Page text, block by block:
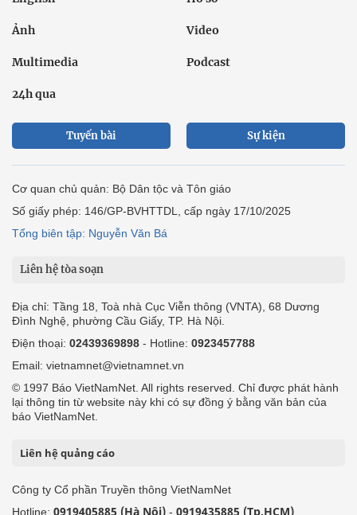
Ảnh Video
Multimedia Podcast
24h qua
Tuyến bài Sự kiện
Cơ quan chủ quản: Bộ Dân tộc và Tôn giáo
Số giấy phép: 146/GP-BVHTTDL, cấp ngày 17/10/2025
Tổng biên tập: Nguyễn Văn Bá
Liên hệ tòa soạn
Địa chỉ: Tầng 18, Toà nhà Cục Viễn thông (VNTA), 68 Dương
Đình Nghệ, phường Cầu Giấy, TP. Hà Nội.
Điện thoại: 02439369898 - Hotline: 0923457788
Email: vietnamnet@vietnamnet.vn
© 1997 Báo VietNamNet. All rights reserved. Chỉ được phát hành
lại thông tin từ website này khi có sự đồng ý bằng văn bản của
báo VietNamNet.
Liên hệ quảng cáo
Công ty Cổ phần Truyền thông VietNamNet
Hotline: 0919405885 (Hà Nội) - 0919435885 (Tp.HCM)